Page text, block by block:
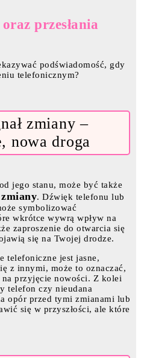
przesłania
podświadomość, gdy
telefonicznym?
zmiany –
nowa droga
jego stanu, może być także
zmiany. Dźwięk telefonu lub
symbolizować
wkrótce wywrą wpływ na
zaproszenie do otwarcia się
się na Twojej drodze.
telefoniczne jest jasne,
z innymi, może to oznaczać,
przyjęcie nowości. Z kolei
telefon czy nieudana
opór przed tymi zmianami lub
się w przyszłości, ale które